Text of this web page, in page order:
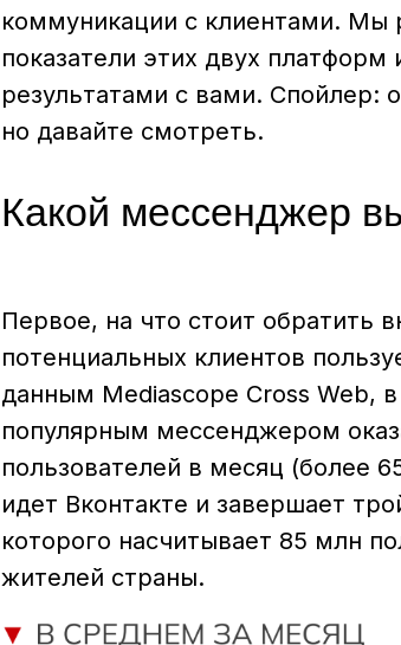
Какой мессенджер
коммуникации с клиентами. Мы
показатели этих двух платформ
результатами с вами. Спойлер:
но давайте смотреть.
Первое, на что стоит обратить
потенциальных клиентов
данным Mediascope Cross Web,
популярным мессенджером
пользователей в месяц (более
идет Вконтакте и завершает
которого насчитывает 85 млн
жителей страны.